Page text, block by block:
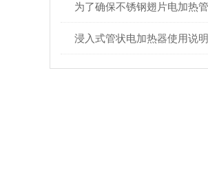
浸入式管状电加热器使用说明